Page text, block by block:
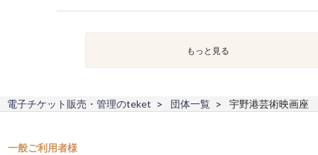
もっと見る
電子チケット販売・管理のteket 団体一覧 宇野港芸術映画座
一般ご利用者様